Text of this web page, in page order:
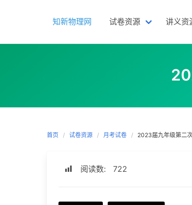
知新物理网 试卷资源 讲义资
首页 试卷资源 月考试卷 2023届九年级第二
阅读数: 722